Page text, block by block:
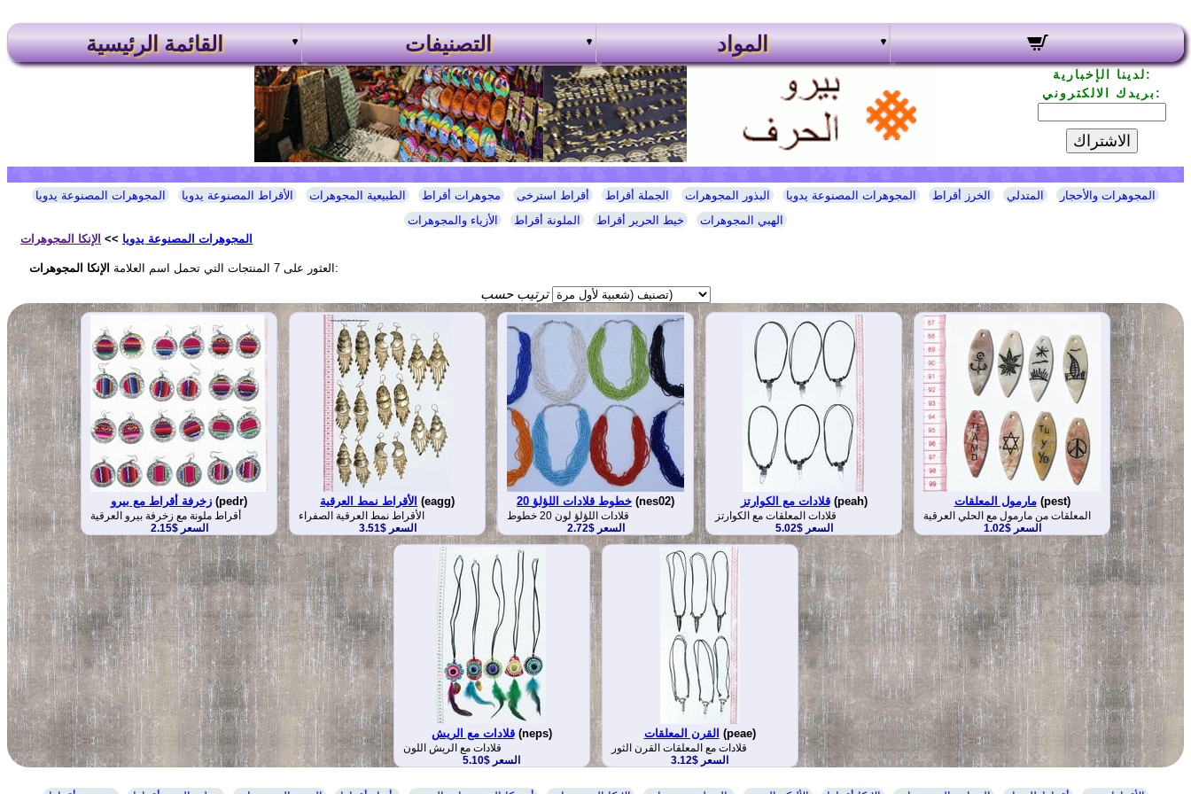
القائمة الرئيسية التصنيفات المواد
لدينا الإخبارية:
بريدك الالكتروني:
الاشتراك
المجوهرات المصنوعة يدويا الأقراط المصنوعة يدويا الطبيعية المجوهرات مجوهرات أقراط أقراط استرخى الجملة أقراط البذور المجوهرات المجوهرات المصنوعة يدويا الخرز أقراط المتدلي
المجوهرات والأحجار
الأزياء والمجوهرات
الملونة أقراط خيط الحرير أقراط
الهبي المجوهرات
المجوهرات المصنوعة يدويا >> الإنكا المجوهرات
العثور على 7 المنتجات التي تحمل اسم العلامة الإنكا المجوهرات :
ترتيب حسب
زخرفة أقراط مع بيرو (pedr)
أقراط ملونة مع زخرفة بيرو العرقية
السعر $2.15
الأقراط نمط العرقية (eagg)
الأقراط نمط العرقية الصفراء
السعر $3.51
20 خطوط قلادات اللؤلؤ (nes02)
قلادات اللؤلؤ لون 20 خطوط
السعر $2.72
قلادات مع الكوارتز(peah)
قلادات المعلقات مع الكوارتز
السعر $5.02
مارمول المعلقات(pest)
المعلقات من مارمول مع الحلي العرقية
السعر $1.02
قلادات مع الريش(neps)
قلادات مع الريش اللون
السعر $5.10
القرن المعلقات (peae)
قلادات مع المعلقات القرن الثور
السعر $3.12